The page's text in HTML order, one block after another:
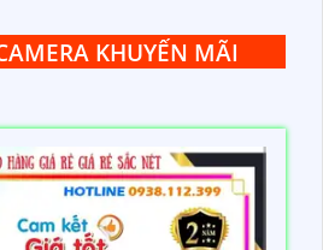
KHUYẾN MÃI